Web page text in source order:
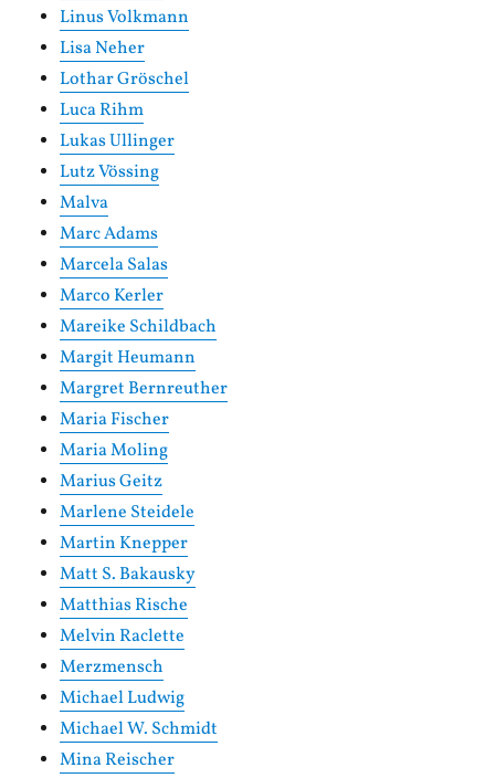
Linus Volkmann
Lisa Neher
Lothar Gröschel
Luca Rihm
Lukas Ullinger
Lutz Vössing
Malva
Marc Adams
Marcela Salas
Marco Kerler
Mareike Schildbach
Margit Heumann
Margret Bernreuther
Maria Fischer
Maria Moling
Marius Geitz
Marlene Steidele
Martin Knepper
Matt S. Bakausky
Matthias Rische
Melvin Raclette
Merzmensch
Michael Ludwig
Michael W. Schmidt
Mina Reischer